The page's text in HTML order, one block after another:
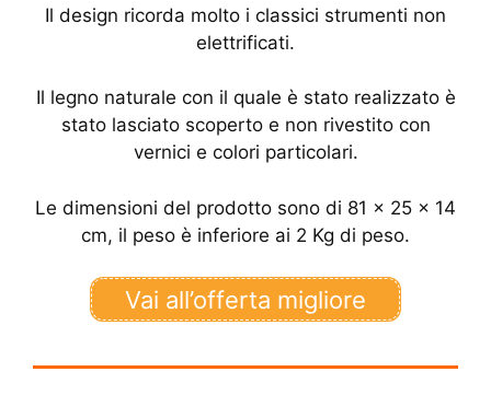
Il design ricorda molto i classici strumenti non
elettrificati.
Il legno naturale con il quale è stato realizzato è
stato lasciato scoperto e non rivestito con
vernici e colori particolari.
Le dimensioni del prodotto sono di 81 x 25 x 14
cm, il peso è inferiore ai 2 Kg di peso.
Vai all’offerta migliore